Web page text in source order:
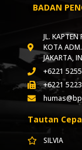
BADAN
JL.
KOTA
JAKARTA,
+6221
+6221
Tautan
SILVIA